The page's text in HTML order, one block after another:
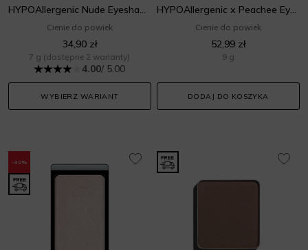
HYPOAllergenic Nude Eyeshadow
Cienie do powiek
34,90 zł
7 g (dostępne 2 warianty)
4.00/ 5.00
WYBIERZ WARIANT
HYPOAllergenic x Peachee Eyeshadow Palette
Cienie do powiek
52,99 zł
9 g
DODAJ DO KOSZYKA
-30%